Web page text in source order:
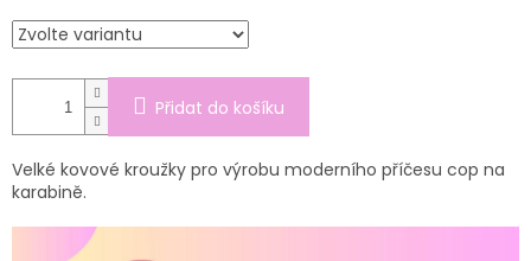
Přidat do košíku
Velké kovové kroužky pro výrobu moderního příčesu cop na
karabině.